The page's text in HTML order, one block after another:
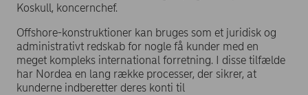
Koskull, koncernchef.
Offshore-konstruktioner kan bruges som et juridisk og
administrativt redskab for nogle få kunder med en
meget kompleks international forretning. I disse tilfælde
har Nordea en lang række processer, der sikrer, at
kunderne indberetter deres konti til